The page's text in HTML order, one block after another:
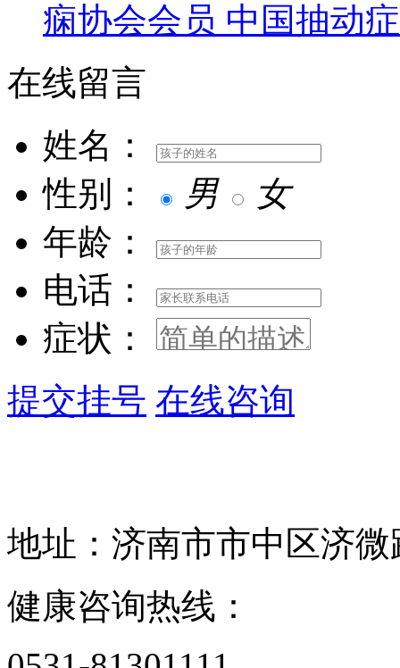
痫协会会员 中国抽动
在线留言
姓名：
性别：
男
女
年龄：
电话：
症状：
提交挂号 在线咨询
地址：济南市市中区济微
健康咨询热线：